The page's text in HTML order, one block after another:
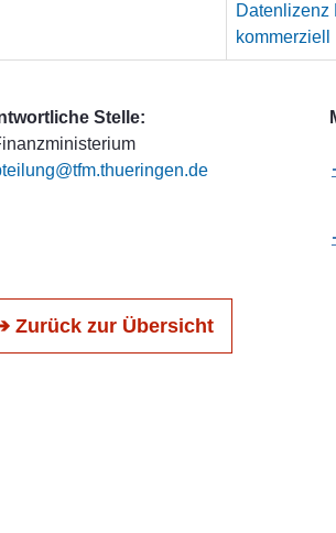
Datenlizenz
kommerziell
Stelle:
Zurück zur Übersicht